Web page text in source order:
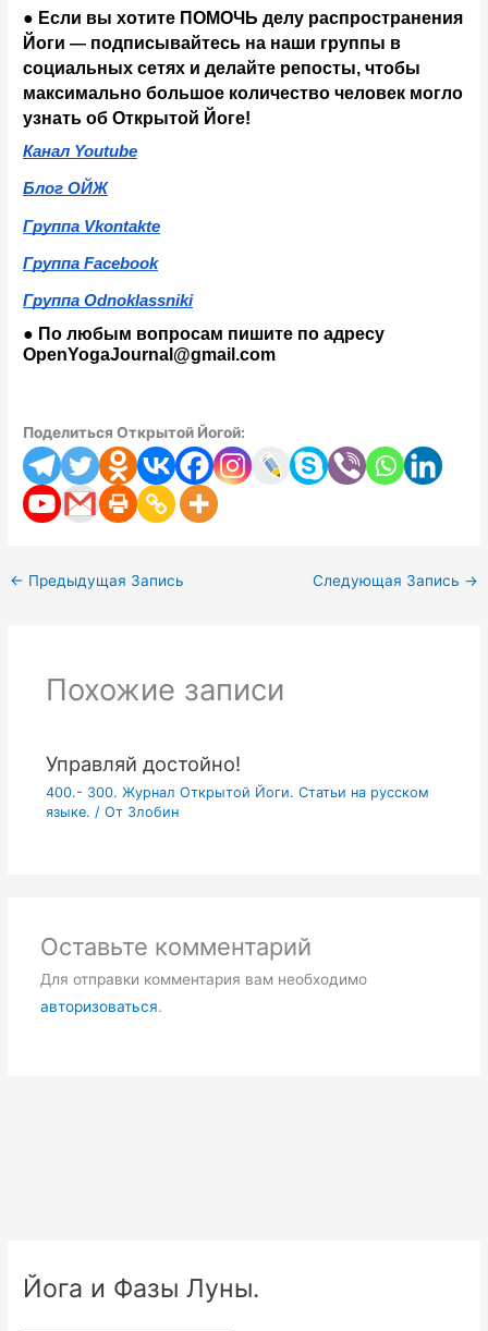
● Если вы хотите ПОМОЧЬ делу распространения
Йоги — подписывайтесь на наши группы в
социальных сетях и делайте репосты, чтобы
максимально большое количество человек могло
узнать об Открытой Йоге!
Канал Youtube
Блог ОЙЖ
Группа Vkontakte
Группа Facebook
Группа Odnoklassniki
● По любым вопросам пишите по адресу
OpenYogaJournal@gmail.com
Поделиться Открытой Йогой:
← Предыдущая Запись Следующая Запись →
Похожие записи
Управляй достойно!
400.- 300. Журнал Открытой Йоги. Статьи на русском
языке. / От Злобин
Оставьте комментарий
Для отправки комментария вам необходимо
авторизоваться.
Йога и Фазы Луны.